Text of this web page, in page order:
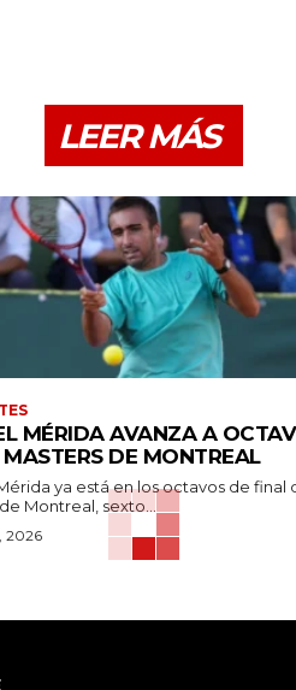
LEER MÁS
MÉRIDA AVANZA A
MASTERS DE MONTREAL
ya está en los octavos de final
Montreal, sexto...
2026